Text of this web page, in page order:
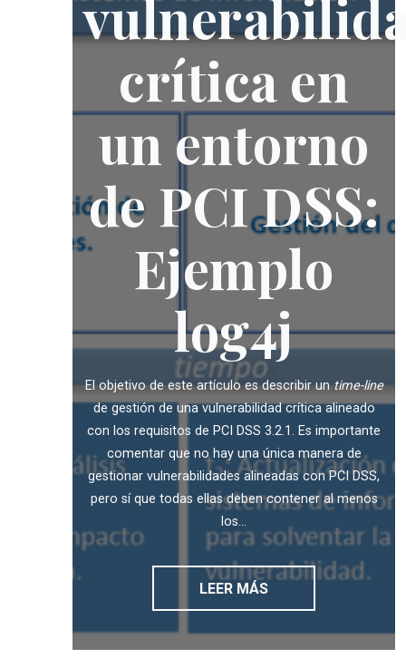
crítica en
un entorno
de PCI DSS:
Ejemplo
log4j
El objetivo de este artículo es describir untime-line
de gestión de una vulnerabilidad crítica alineado
con los requisitos de PCI DSS 3.2.1. Es importante
comentar que no hay una única manera de
gestionar vulnerabilidades alineadas con PCI DSS,
pero sí que todas ellas deben contener al menos
los...
LEER MÁS